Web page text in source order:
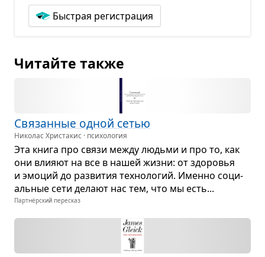
Быстрая регистрация
Читайте также
Свя­зан­ные одной сетью
Николас Христакис · психология
Эта книга про связи между людьми и про то, как
они вли­яют на все в нашей жизни: от здо­ро­вья
и эмо­ций до раз­ви­тия тех­но­ло­гий. Именно соци­
аль­ные сети делают нас тем, что мы есть...
Партнёрский пересказ